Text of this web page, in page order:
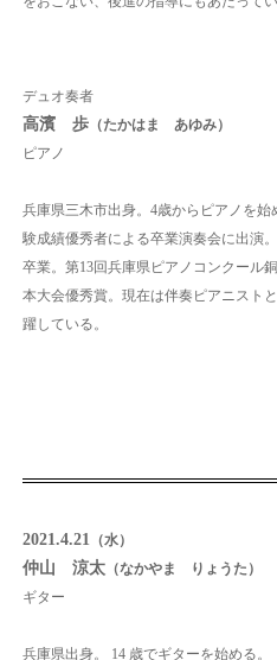
デュオ奏者
高濱 歩 （たかはま あゆみ）
ピアノ
兵庫県三木市出身。4歳からピアノを
験成績優秀者による卒業演奏会に出演
卒業。 第13回兵庫県ピアノコンクール
本大会優秀賞。 現在は伴奏ピアニスト
躍している。
2021.4.21 （水）
仲山 涼太 （なかやま りょうた）
ギター
兵庫県出身。 14 歳でギターを始める。